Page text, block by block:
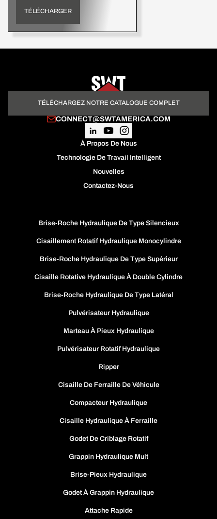
TÉLÉCHARGER
TÉLÉCHARGEZ NOTRE CATALOGUE COMPLET
CONNECT@SWTAMERICA.COM
À Propos De Nous
Technologie De Travail Intelligent
Nouvelles
Contactez-Nous
Brise-Roche Hydraulique De Type Silencieux
Cisaillement Rotatif Hydraulique Monocylindre
Brise-Roche Hydraulique De Type Supérieur
Cisaille Rotative Hydraulique À Double Cylindre
Brise-Roche Hydraulique De Type Latéral
Pulvérisateur Hydraulique
Marteau À Pieux Hydraulique
Pulvérisateur Rotatif Hydraulique
Ripper
Cisaille De Ferraille De Véhicule
Compacteur Hydraulique
Cisaille Hydraulique À Ferraille
Godet De Criblage Rotatif
Grappin Hydraulique Mult
Brise-Pieux Hydraulique
Godet À Grappin Hydraulique
Attache Rapide